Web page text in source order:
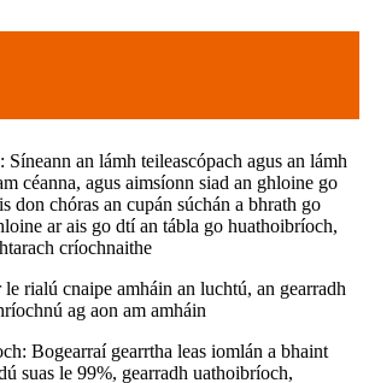
an lámh teileascópach agus an lámh
céanna, agus aimsíonn siad an ghloine go
don chóras an cupán súchán a bhrath go
ar ais go dtí an tábla go huathoibríoch,
críochnaithe
rialú cnaipe amháin an luchtú, an gearradh
ag aon am amháin
Bogearraí gearrtha leas iomlán a bhaint
suas le 99%, gearradh uathoibríoch,